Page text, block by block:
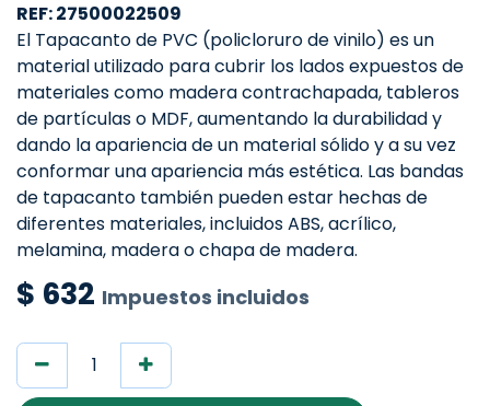
REF: 27500022509
El Tapacanto de PVC (policloruro de vinilo) es un
material utilizado para cubrir los lados expuestos de
materiales como madera contrachapada, tableros
de partículas o MDF, aumentando la durabilidad y
dando la apariencia de un material sólido y a su vez
conformar una apariencia más estética. Las bandas
de tapacanto también pueden estar hechas de
diferentes materiales, incluidos ABS, acrílico,
melamina, madera o chapa de madera.
$ 632 Impuestos incluidos